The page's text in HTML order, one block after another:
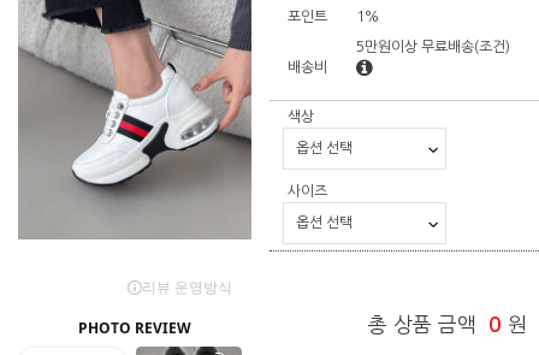
포인트 1%
배송비
5만원이상 무료배송(조건)
색상
사이즈
총 상품 금액 0 원